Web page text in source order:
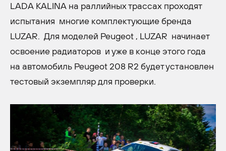
LADA KALINA на раллийных трассах проходят
испытания многие комплектующие бренда
LUZAR. Для моделей Peugeot , LUZAR начинает
освоение радиаторов и уже в конце этого года
на автомобиль Peugeot 208 R2 будет установлен
тестовый экземпляр для проверки.